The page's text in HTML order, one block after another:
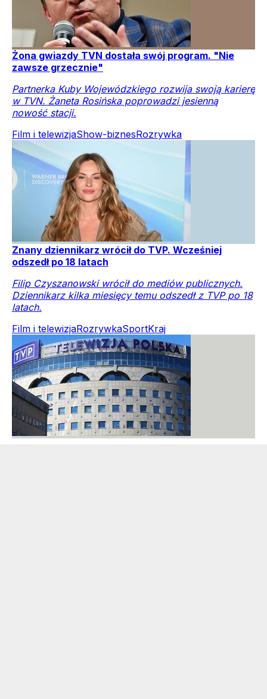
Żona gwiazdy TVN dostała swój program. "Nie
zawsze grzecznie"
Partnerka Kuby Wojewódzkiego rozwija swoją karierę
w TVN. Żaneta Rosińska poprowadzi jesienną
nowość stacji.
Film i telewizjaShow-biznesRozrywka
Znany dziennikarz wrócił do TVP. Wcześniej
odszedł po 18 latach
Filip Czyszanowski wrócił do mediów publicznych.
Dziennikarz kilka miesięcy temu odszedł z TVP po 18
latach.
Film i telewizjaRozrywkaSportKraj